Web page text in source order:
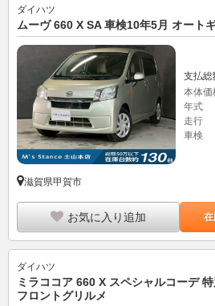
ダイハツ
ムーヴ 660 X SA 車検10年5月 オート
支払総
本体価
年式
走行
車検
滋賀県甲賀市
お気に入り追加
ダイハツ
ミラココア 660 X スペシャルコーデ
フロントグリルメ